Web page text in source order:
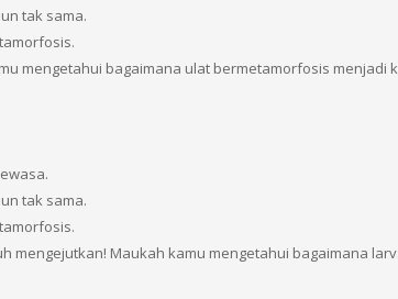
tak sama.
mengetahui bagaimana ulat bermetamorfosis menjadi
tak sama.
mengejutkan! Maukah kamu mengetahui bagaimana